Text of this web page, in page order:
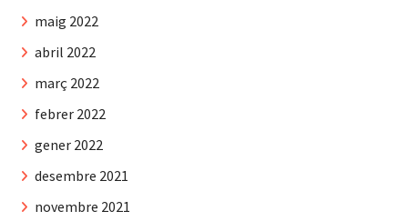
maig 2022
abril 2022
març 2022
febrer 2022
gener 2022
desembre 2021
novembre 2021